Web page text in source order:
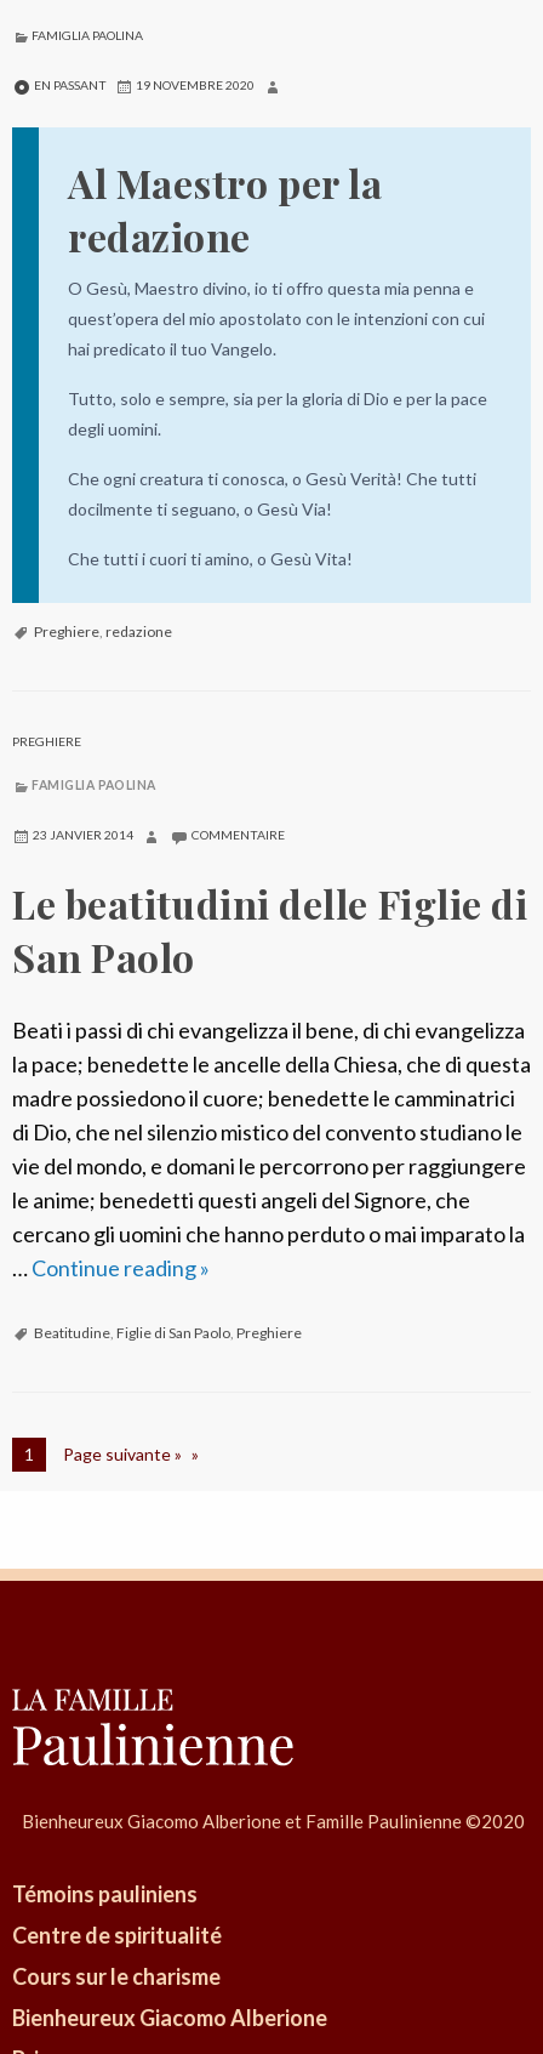
FAMIGLIA PAOLINA
EN PASSANT 19 NOVEMBRE 2020
Al Maestro per la
redazione
O Gesù, Maestro divino, io ti offro questa mia penna e
quest’opera del mio apostolato con le intenzioni con cui
hai predicato il tuo Vangelo.
Tutto, solo e sempre, sia per la gloria di Dio e per la pace
degli uomini.
Che ogni creatura ti conosca, o Gesù Verità! Che tutti
docilmente ti seguano, o Gesù Via!
Che tutti i cuori ti amino, o Gesù Vita!
Preghiere, redazione
PREGHIERE
FAMIGLIA PAOLINA
23 JANVIER 2014 COMMENTAIRE
Le beatitudini delle Figlie di
San Paolo
Beati i passi di chi evangelizza il bene, di chi evangelizza
la pace; benedette le ancelle della Chiesa, che di questa
madre possiedono il cuore; benedette le camminatrici
di Dio, che nel silenzio mistico del convento studiano le
vie del mondo, e domani le percorrono per raggiungere
le anime; benedetti questi angeli del Signore, che
cercano gli uomini che hanno perduto o mai imparato la
…Continue readingL
b
d
e
g
l
i
»
Beatitudine, Figlie di San Paolo, Preghiere
1 Page suivante »
Bienheureux Giacomo Alberione et Famille Paulinienne ©2020
Témoins pauliniens
Centre de spiritualité
Cours sur le charisme
Bienheureux Giacomo Alberione